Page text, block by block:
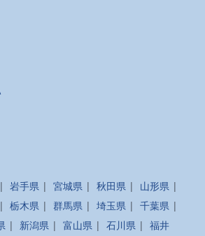
| 岩手県 | 宮城県 | 秋田県 | 山形県 |
| 栃木県 | 群馬県 | 埼玉県 | 千葉県 |
| 新潟県 | 富山県 | 石川県 | 福井